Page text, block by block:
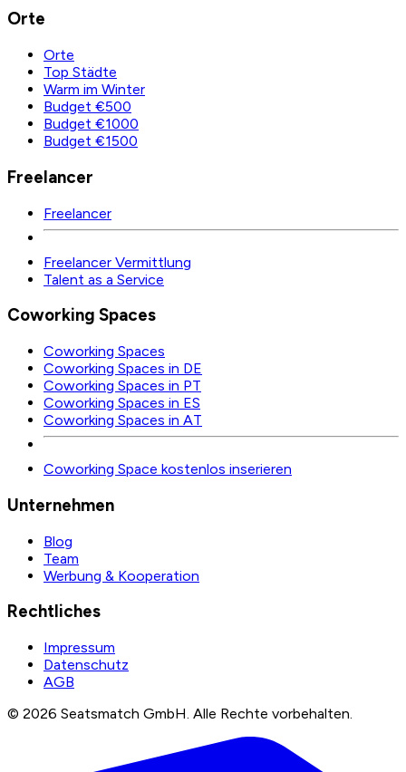
Orte
Orte
Top Städte
Warm im Winter
Budget €500
Budget €1000
Budget €1500
Freelancer
Freelancer
Freelancer Vermittlung
Talent as a Service
Coworking Spaces
Coworking Spaces
Coworking Spaces in DE
Coworking Spaces in PT
Coworking Spaces in ES
Coworking Spaces in AT
Coworking Space kostenlos inserieren
Unternehmen
Blog
Team
Werbung & Kooperation
Rechtliches
Impressum
Datenschutz
AGB
© 2026 Seatsmatch GmbH. Alle Rechte vorbehalten.